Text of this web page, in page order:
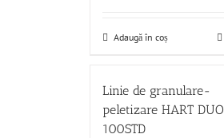
Adaugă în coș
Linie de granulare-
peletizare HART DUO
100STD